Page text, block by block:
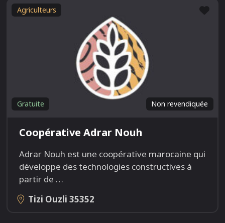
Agriculteurs
Non revendiquée
Gratuite
Coopérative Adrar Nouh
Adrar Nouh est une coopérative marocaine qui
développe des technologies constructives à
partir de …
Tizi Ouzli 35352